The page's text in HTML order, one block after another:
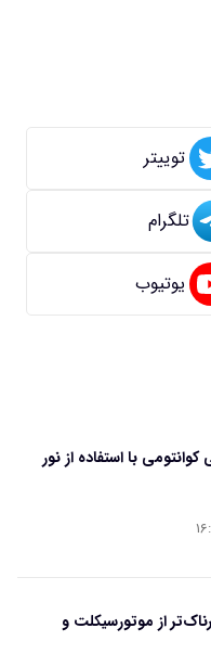
توییتر
تلگرام
یوتیوب
با استفاده از نور
از موتورسیکلت و